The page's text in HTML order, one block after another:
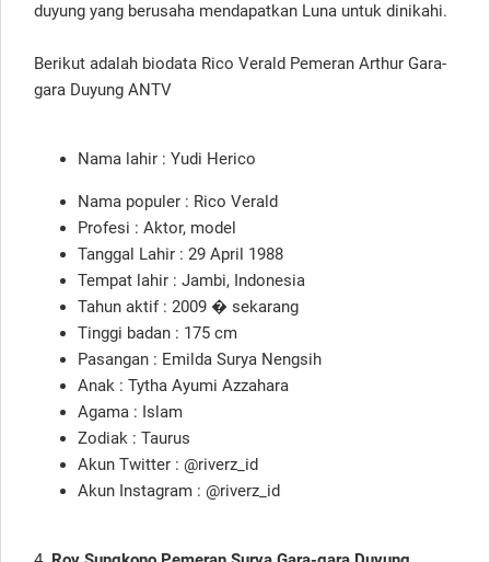
duyung yang berusaha mendapatkan Luna untuk dinikahi.
Berikut adalah biodata Rico Verald Pemeran Arthur Gara-
gara Duyung ANTV
Nama lahir : Yudi Herico
Nama populer : Rico Verald
Profesi : Aktor, model
Tanggal Lahir : 29 April 1988
Tempat lahir : Jambi, Indonesia
Tahun aktif : 2009 � sekarang
Tinggi badan : 175 cm
Pasangan : Emilda Surya Nengsih
Anak : Tytha Ayumi Azzahara
Agama : Islam
Zodiak : Taurus
Akun Twitter : @riverz_id
Akun Instagram : @riverz_id